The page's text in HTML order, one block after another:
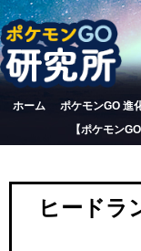
ホーム ポケモンGO 進
【ポケモン
ヒードラ